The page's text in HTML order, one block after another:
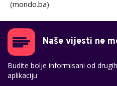
(mondo.ba)
Naše vijesti ne
Budite bolje informisani od
aplikaciju